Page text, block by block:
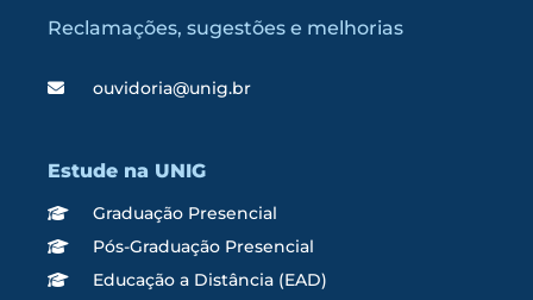
Reclamações, sugestões e melhorias
ouvidoria@unig.br
Estude na UNIG
Graduação Presencial
Pós-Graduação Presencial
Educação a Distância (EAD)